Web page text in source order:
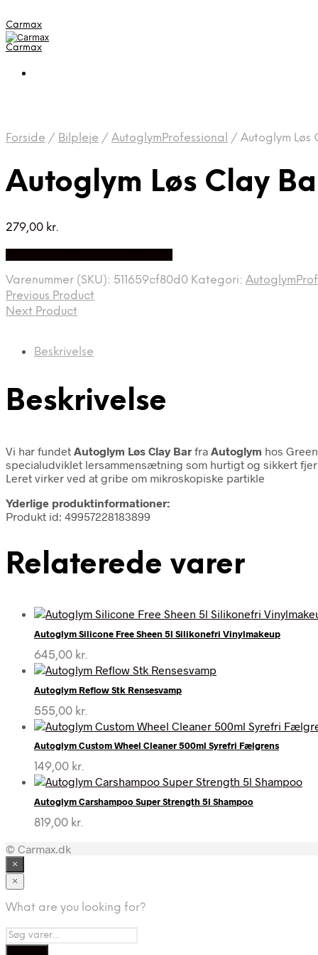
Carmax
Carmax
Forside / Bilpleje / AutoglymProfessional / Autoglym Løs
Autoglym Løs Clay
279,00 kr.
Varenummer (SKU): 511659cf80d0 Kategori:
Previous Product
Next Product
Beskrivelse
Beskrivelse
Vi har fundet Autoglym Løs Clay Bar fra Autoglym hos
specialudviklet lersammensætning som hurtigt og sikkert
Leret virker ved at gribe om mikroskopiske partikle
Yderlige produktinformationer:
Produkt id: 49957228183899
Relaterede varer
Autoglym Silicone Free Sheen 5l Silikonefri Vinylmakeup
645,00 kr.
Autoglym Reflow Stk Rensesvamp
555,00 kr.
Autoglym Custom Wheel Cleaner 500ml Syrefri Fælgrens
149,00 kr.
Autoglym Carshampoo Super Strength 5l Shampoo
819,00 kr.
© Carmax.dk
×
×
What are you looking for?